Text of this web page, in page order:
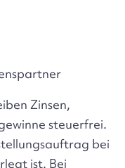
Zinsen,
steuerfrei.
bei
ist. Bei